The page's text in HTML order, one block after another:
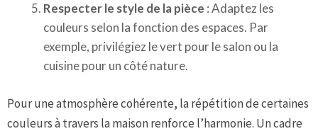
Respecter le style de la pièce : Adaptez les
couleurs selon la fonction des espaces. Par
exemple, privilégiez le vert pour le salon ou la
cuisine pour un côté nature.
Pour une atmosphère cohérente, la répétition de certaines
couleurs à travers la maison renforce l’harmonie. Un cadre